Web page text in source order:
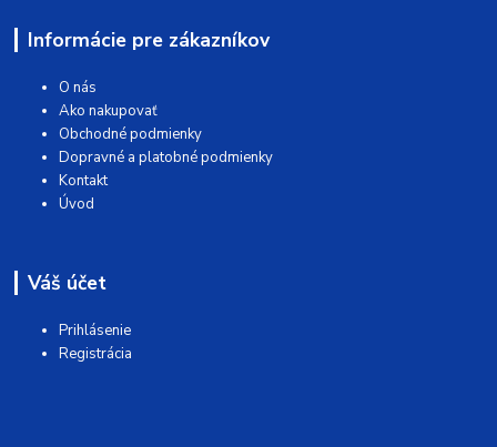
Informácie pre zákazníkov
O nás
Ako nakupovať
Obchodné podmienky
Dopravné a platobné podmienky
Kontakt
Úvod
Váš účet
Prihlásenie
Registrácia